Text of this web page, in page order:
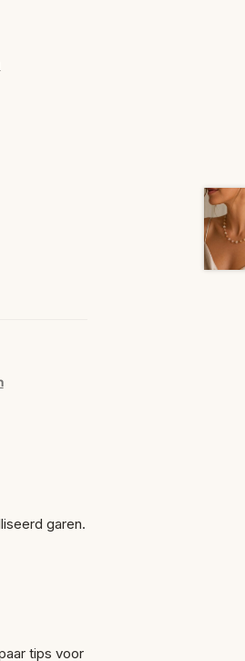
garen.
tips voor